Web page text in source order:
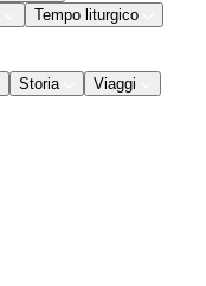
Tempo liturgico
Storia Viaggi